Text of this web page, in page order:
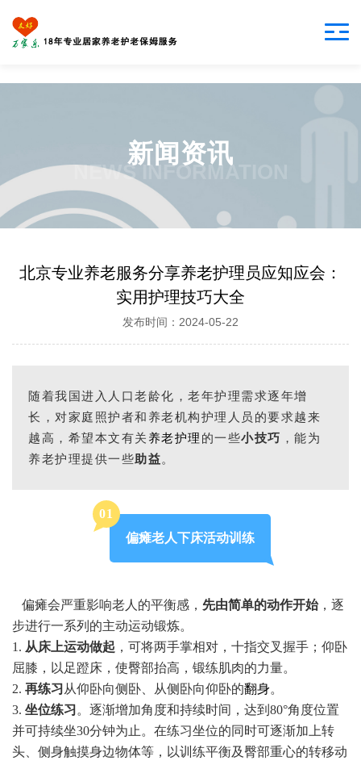
新闻资讯
NEWS INFORMATION
北京专业养老服务分享养老护理员应知应会：
实用护理技巧大全
发布时间：2024-05-22
随着我国进入人口老龄化，老年护理需求逐年增
长，对家庭照护者和养老机构护理人员的要求越来
越高，希望本文有关 养老护理 的一些小技巧 ，能为
养老护理提供一些助益。
01
偏瘫老人下床活动训练
偏瘫会严重影响老人的平衡感， 先由简单的动作开始，逐
步进行一系列的主动运动锻炼。
1. 从床上运动做起 ，可将两手掌相对，十指交叉握手；仰卧
屈膝，以足蹬床，使臀部抬高，锻练肌肉的力量。
2. 再练习 从仰卧向侧卧、从侧卧向仰卧的翻身。
3. 坐位练习 。逐渐增加角度和持续时间，达到80°角度位置
并可持续坐30分钟为止。在练习坐位的同时可逐渐加上转
头、侧身触摸身边物体等，以训练平衡及臀部重心的转移动